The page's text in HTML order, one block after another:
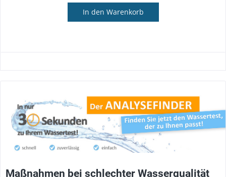
In den Warenkorb
Maßnahmen bei schlechter Wasserqualität